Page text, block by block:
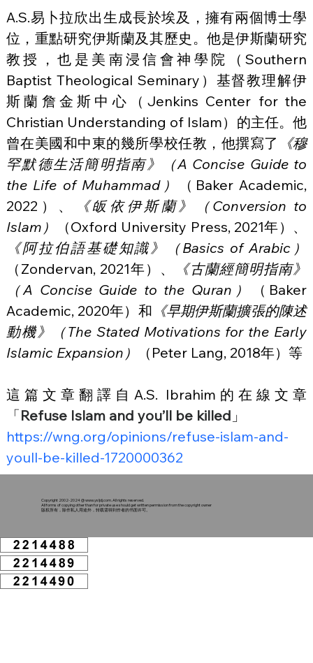
A.S.易卜拉欣出生成長於埃及，擁有兩個博士學
位，重點研究伊斯蘭及其歷史。他是伊斯蘭研究
教授，也是美南浸信會神學院（Southern
Baptist Theological Seminary）基督教理解伊
斯蘭詹金斯中心（Jenkins Center for the
Christian Understanding of Islam）的主任。他
曾在美國和中東的幾所學校任教，他撰寫了
《穆
罕默德生活簡明指南》（A Concise Guide to
the Life of Muhammad）
（Baker Academic,
2022）、
《皈依伊斯蘭》（Conversion to
Islam）
（Oxford University Press, 2021年）、
《阿拉伯語基礎知識》（Basics of Arabic）
（Zondervan, 2021年）、
《古蘭經簡明指南》
（A Concise Guide to the Quran）
（Baker
Academic, 2020年）和 《早期伊斯蘭擴張的陳述
動機》（The Stated Motivations for the Early
Islamic Expansion）
（Peter Lang, 2018年）等
這篇文章翻譯自A.S. Ibrahim的在線文章
「Refuse Islam and you’ll be killed 」
https://wng.org/opinions/refuse-islam-and-
youll-be-killed-1720000362
Copyright 2002-2024 @www.ysljdj.com. All rights reserved.
All forms of copying other than for private use should get written permission from the copyright owner
版权所有，除作私人用途外，转载需得到作者的书面许可。